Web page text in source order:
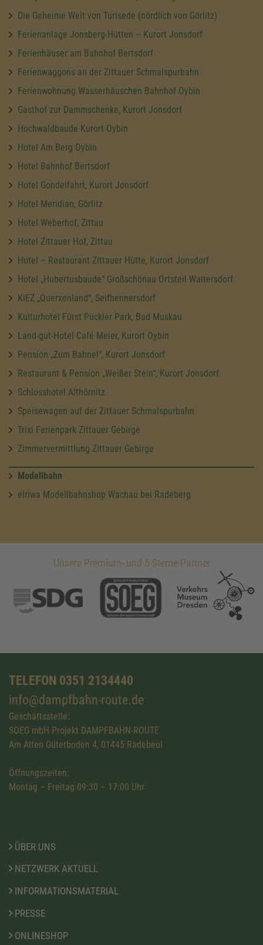
Die Geheime Welt von Turisede (nördlich von Görlitz)
Ferienanlage Jonsberg-Hütten – Kurort Jonsdorf
Ferienhäuser am Bahnhof Bertsdorf
Ferienwaggons an der Zittauer Schmalspurbahn
Ferienwohnung Wasserhäuschen Bahnhof Oybin
Gasthof zur Dammschenke, Kurort Jonsdorf
Hochwaldbaude Kurort Oybin
Hotel Am Berg Oybin
Hotel Bahnhof Bertsdorf
Hotel Gondelfahrt, Kurort Jonsdorf
Hotel Meridian, Görlitz
Hotel Weberhof, Zittau
Hotel Zittauer Hof, Zittau
Hotel – Restaurant Zittauer Hütte, Kurort Jonsdorf
Hotel „Hubertusbaude“ Großschönau Ortsteil Waltersdorf
KiEZ „Querxenland“, Seifhennersdorf
Kulturhotel Fürst Pückler Park, Bad Muskau
Land-gut-Hotel Café Meier, Kurort Oybin
Pension „Zum Bahnel“, Kurort Jonsdorf
Restaurant & Pension „Weißer Stein“, Kurort Jonsdorf
Schlosshotel Althörnitz
Speisewagen auf der Zittauer Schmalspurbahn
Trixi Ferienpark Zittauer Gebirge
Zimmervermittlung Zittauer Gebirge
Modellbahn
elriwa Modellbahnshop Wachau bei Radeberg
Unsere Premium- und 5-Sterne-Partner
TELEFON 0351 2134440
info@dampfbahn-route.de
Geschäftsstelle:
SOEG mbH Projekt DAMPFBAHN-ROUTE
Am Alten Güterboden 4, 01445 Radebeul
Öffnungszeiten:
Montag – Freitag 09:30 – 17:00 Uhr
ÜBER UNS
NETZWERK AKTUELL
INFORMATIONSMATERIAL
PRESSE
ONLINESHOP